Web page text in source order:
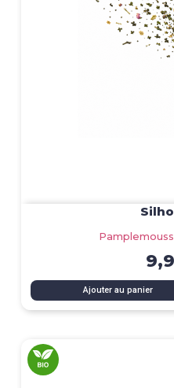
Ajouter au panier